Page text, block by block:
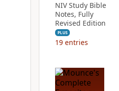
NIV Study Bible
Notes, Fully
Revised Edition
PLUS
19 entries